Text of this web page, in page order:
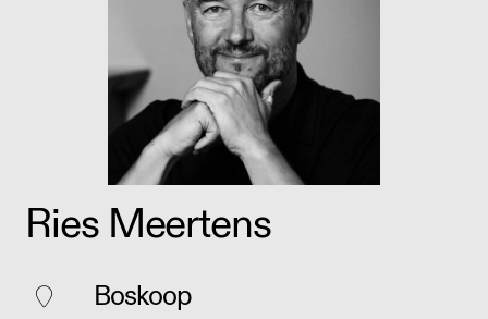
Ries Meertens
Boskoop